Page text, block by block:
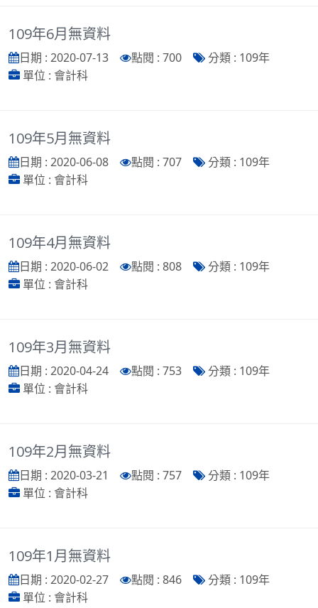
109年6月無資料
日期 : 2020-07-13 點閱 : 700
分類 : 109年
單位 : 會計科
109年5月無資料
日期 : 2020-06-08 點閱 : 707
分類 : 109年
單位 : 會計科
109年4月無資料
日期 : 2020-06-02 點閱 : 808
分類 : 109年
單位 : 會計科
109年3月無資料
日期 : 2020-04-24 點閱 : 753
分類 : 109年
單位 : 會計科
109年2月無資料
日期 : 2020-03-21 點閱 : 757
分類 : 109年
單位 : 會計科
109年1月無資料
日期 : 2020-02-27 點閱 : 846
分類 : 109年
單位 : 會計科